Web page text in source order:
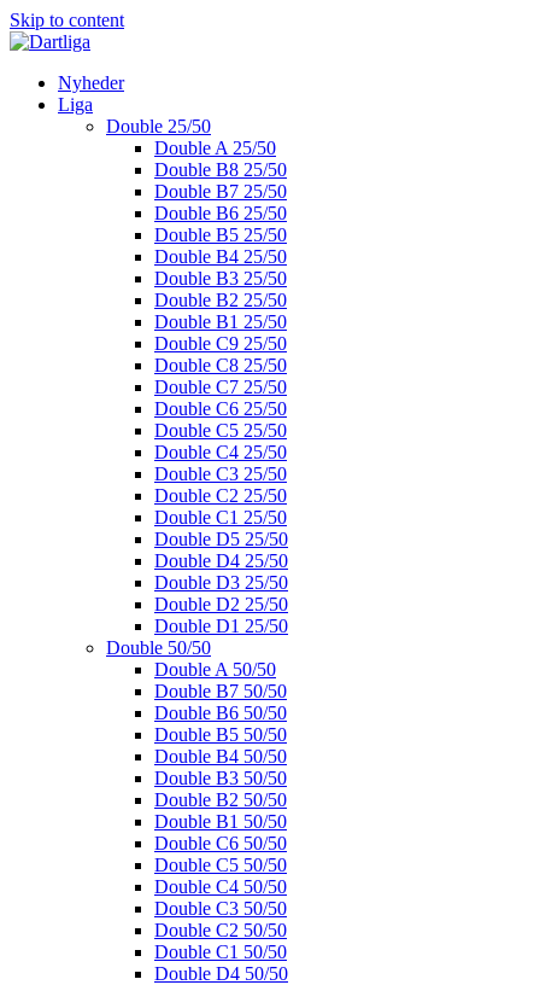
Skip to content
Nyheder
Liga
Double 25/50
Double A 25/50
Double B8 25/50
Double B7 25/50
Double B6 25/50
Double B5 25/50
Double B4 25/50
Double B3 25/50
Double B2 25/50
Double B1 25/50
Double C9 25/50
Double C8 25/50
Double C7 25/50
Double C6 25/50
Double C5 25/50
Double C4 25/50
Double C3 25/50
Double C2 25/50
Double C1 25/50
Double D5 25/50
Double D4 25/50
Double D3 25/50
Double D2 25/50
Double D1 25/50
Double 50/50
Double A 50/50
Double B7 50/50
Double B6 50/50
Double B5 50/50
Double B4 50/50
Double B3 50/50
Double B2 50/50
Double B1 50/50
Double C6 50/50
Double C5 50/50
Double C4 50/50
Double C3 50/50
Double C2 50/50
Double C1 50/50
Double D4 50/50